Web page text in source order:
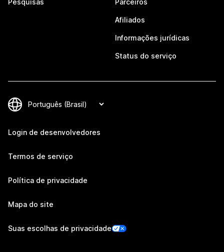
Pesquisas Parceiros
Afiliados
Informações jurídicas
Status do serviço
Login de desenvolvedores
Termos de serviço
Política de privacidade
Mapa do site
Suas escolhas de privacidade